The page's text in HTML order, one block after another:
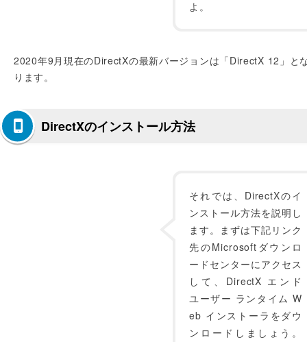
よ。
2020年9月現在のDirectXの最新バージョンは「DirectX 12」と
ります。
DirectXのインストール方法
それでは、DirectXのイ
ンストール方法を説明し
ます。まずは下記リンク
先のMicrosoftダウンロ
ードセンターにアクセス
して、DirectX エンド
ユーザー ランタイム W
eb インストーラをダウ
ンロードしましょう。